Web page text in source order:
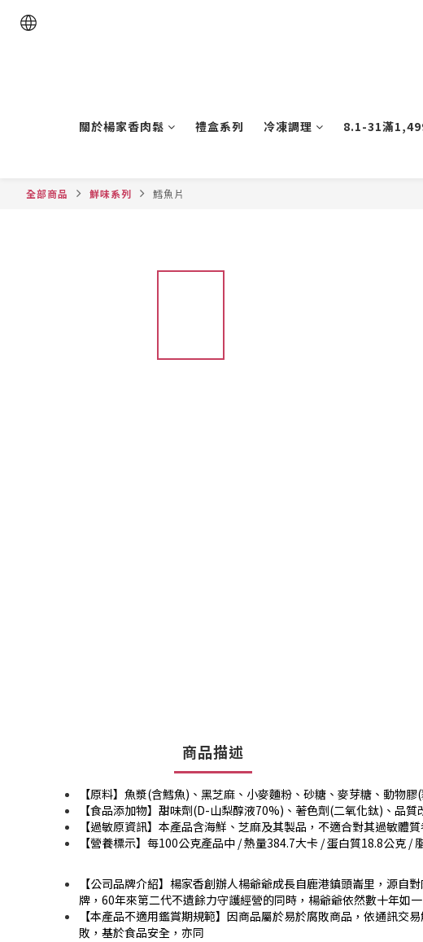
關於楊家香肉鬆 禮盒系列 冷凍調理 8.1-31滿
全部商品 鮮味系列 鱈魚片
商品描述
【原料】 魚漿(含鱈魚)、黑芝麻、小麥麵粉、砂糖、麥芽糖、動物
【食品添加物】 甜味劑(D-山梨醇液70%)、著色劑(二氧化鈦)、品
【過敏原資訊】本產品含海鮮、芝麻及其製品，不適合對其過敏體
【營養標示】每100公克產品中 / 熱量384.7大卡 / 蛋白質18.8公克
【公司品牌介紹】楊家香創辦人楊爺爺成長自鹿港鎮頭崙里，源
牌，60年來第二代不遺餘力守護經營的同時，楊爺爺依然數十年如
【本產品不適用鑑賞期規範】因商品屬於易於腐敗商品，依通訊
敗，基於食品安全，亦同